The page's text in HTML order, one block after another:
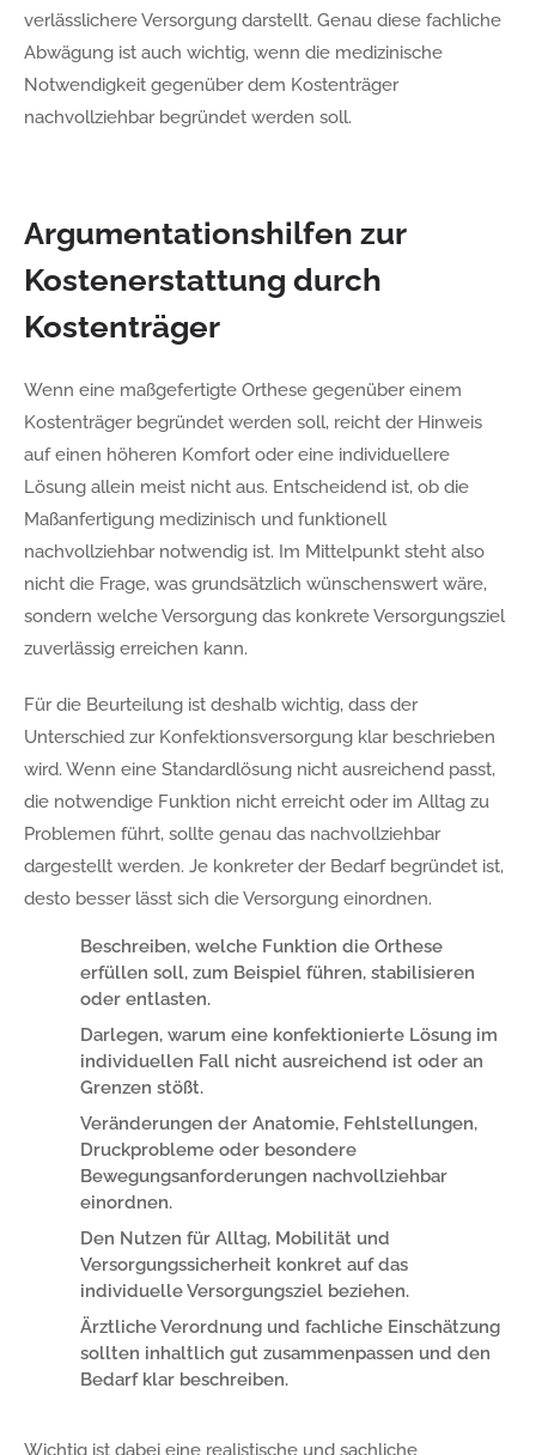
verlässlichere Versorgung darstellt. Genau diese fachliche
Abwägung ist auch wichtig, wenn die medizinische
Notwendigkeit gegenüber dem Kostenträger
nachvollziehbar begründet werden soll.
Argumentationshilfen zur
Kostenerstattung durch
Kostenträger
Wenn eine maßgefertigte Orthese gegenüber einem
Kostenträger begründet werden soll, reicht der Hinweis
auf einen höheren Komfort oder eine individuellere
Lösung allein meist nicht aus. Entscheidend ist, ob die
Maßanfertigung medizinisch und funktionell
nachvollziehbar notwendig ist. Im Mittelpunkt steht also
nicht die Frage, was grundsätzlich wünschenswert wäre,
sondern welche Versorgung das konkrete Versorgungsziel
zuverlässig erreichen kann.
Für die Beurteilung ist deshalb wichtig, dass der
Unterschied zur Konfektionsversorgung klar beschrieben
wird. Wenn eine Standardlösung nicht ausreichend passt,
die notwendige Funktion nicht erreicht oder im Alltag zu
Problemen führt, sollte genau das nachvollziehbar
dargestellt werden. Je konkreter der Bedarf begründet ist,
desto besser lässt sich die Versorgung einordnen.
Beschreiben, welche Funktion die Orthese
erfüllen soll, zum Beispiel führen, stabilisieren
oder entlasten.
Darlegen, warum eine konfektionierte Lösung im
individuellen Fall nicht ausreichend ist oder an
Grenzen stößt.
Veränderungen der Anatomie, Fehlstellungen,
Druckprobleme oder besondere
Bewegungsanforderungen nachvollziehbar
einordnen.
Den Nutzen für Alltag, Mobilität und
Versorgungssicherheit konkret auf das
individuelle Versorgungsziel beziehen.
Ärztliche Verordnung und fachliche Einschätzung
sollten inhaltlich gut zusammenpassen und den
Bedarf klar beschreiben.
Wichtig ist dabei eine realistische und sachliche